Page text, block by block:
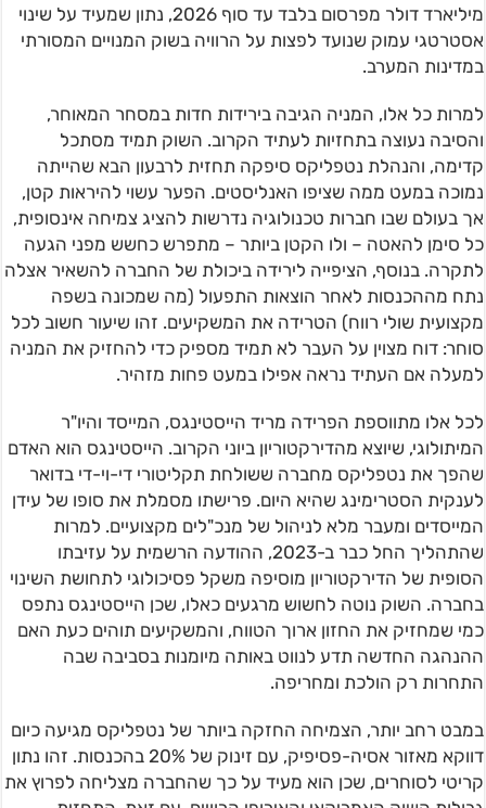
מיליארד דולר מפרסום בלבד עד סוף 2026, נתון שמעיד על שינוי
אסטרטגי עמוק שנועד לפצות על הרוויה בשוק המנויים המסורתי
במדינות המערב.
למרות כל אלו, המניה הגיבה בירידות חדות במסחר המאוחר,
והסיבה נעוצה בתחזיות לעתיד הקרוב. השוק תמיד מסתכל
קדימה, והנהלת נטפליקס סיפקה תחזית לרבעון הבא שהייתה
נמוכה במעט ממה שציפו האנליסטים. הפער עשוי להיראות קטן,
אך בעולם שבו חברות טכנולוגיה נדרשות להציג צמיחה אינסופית,
כל סימן להאטה – ולו הקטן ביותר – מתפרש כחשש מפני הגעה
לתקרה. בנוסף, הציפייה לירידה ביכולת של החברה להשאיר אצלה
נתח מההכנסות לאחר הוצאות התפעול (מה שמכונה בשפה
מקצועית שולי רווח) הטרידה את המשקיעים. זהו שיעור חשוב לכל
סוחר: דוח מצוין על העבר לא תמיד מספיק כדי להחזיק את המניה
למעלה אם העתיד נראה אפילו במעט פחות מזהיר.
לכל אלו מתווספת הפרידה מריד הייסטינגס, המייסד והיו"ר
המיתולוגי, שיוצא מהדירקטוריון ביוני הקרוב. הייסטינגס הוא האדם
שהפך את נטפליקס מחברה ששולחת תקליטורי די-וי-די בדואר
לענקית הסטרימינג שהיא היום. פרישתו מסמלת את סופו של עידן
המייסדים ומעבר מלא לניהול של מנכ"לים מקצועיים. למרות
שהתהליך החל כבר ב-2023, ההודעה הרשמית על עזיבתו
הסופית של הדירקטוריון מוסיפה משקל פסיכולוגי לתחושת השינוי
בחברה. השוק נוטה לחשוש מרגעים כאלו, שכן הייסטינגס נתפס
כמי שמחזיק את החזון ארוך הטווח, והמשקיעים תוהים כעת האם
ההנהגה החדשה תדע לנווט באותה מיומנות בסביבה שבה
התחרות רק הולכת ומחריפה.
במבט רחב יותר, הצמיחה החזקה ביותר של נטפליקס מגיעה כיום
דווקא מאזור אסיה-פסיפיק, עם זינוק של 20% בהכנסות. זהו נתון
קריטי לסוחרים, שכן הוא מעיד על כך שהחברה מצליחה לפרוץ את